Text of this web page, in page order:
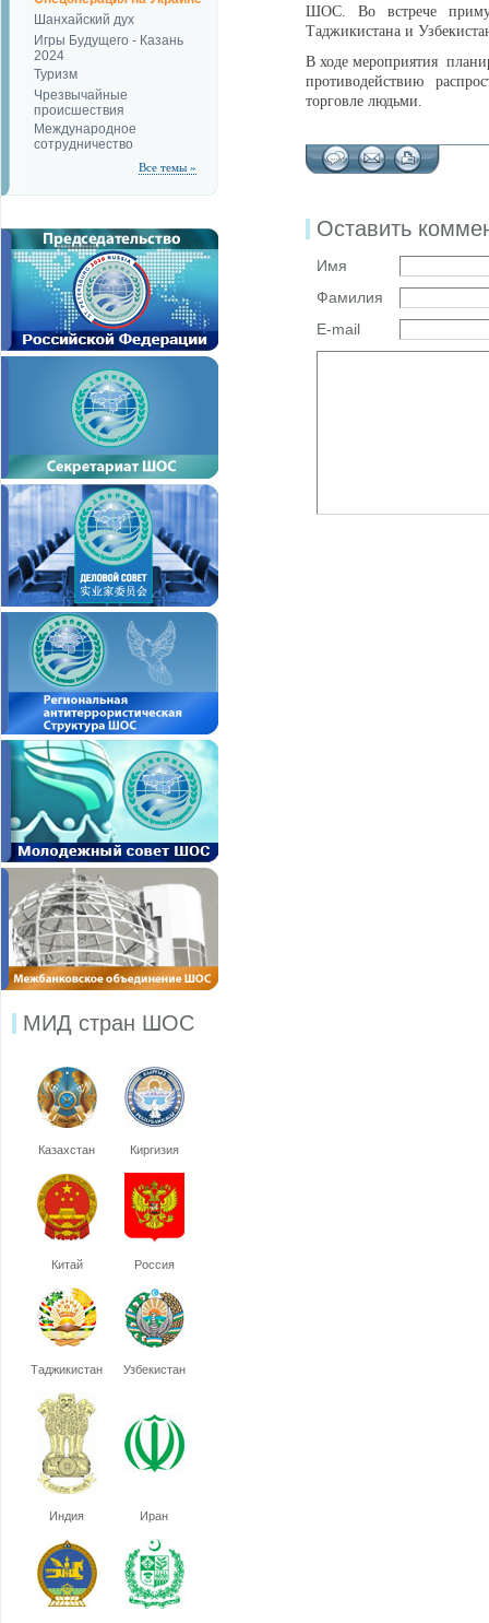
Шанхайский дух
Игры Будущего - Казань
2024
Туризм
Чрезвычайные
происшествия
Международное
сотрудничество
Все темы »
МИД стран ШОС
Казахстан Киргизия
Китай Россия
Таджикистан Узбекистан
Индия Иран
ШОС. Во встрече
Таджикистана и
В ходе мероприятия
противодействию
торговле людьми.
Оставить
Имя
Фамилия
E-mail